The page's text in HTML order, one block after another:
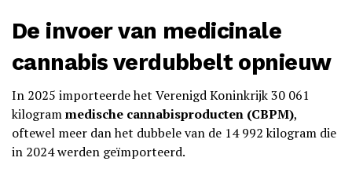
De invoer van medicinale
cannabis verdubbelt opnieuw
In 2025 importeerde het Verenigd Koninkrijk 30 061
kilogrammedische cannabisproducten (CBPM),
oftewel meer dan het dubbele van de 14 992 kilogram die
in 2024 werden geïmporteerd.